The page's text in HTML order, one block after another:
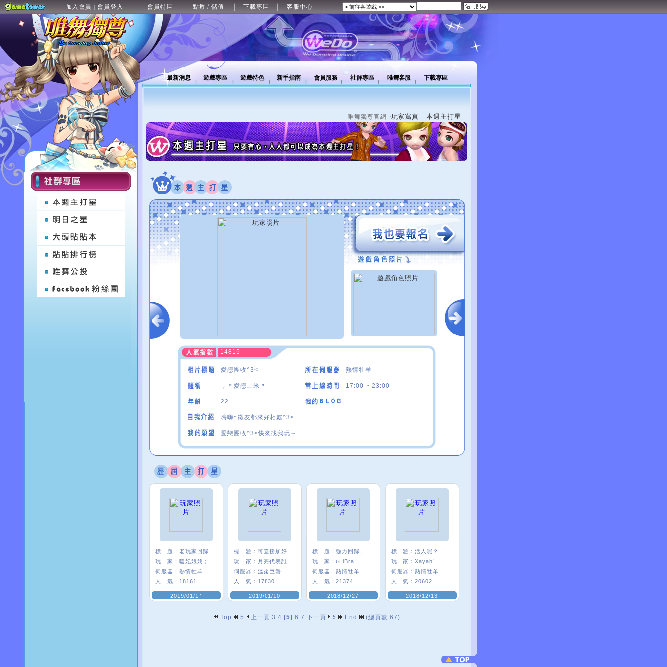
加入會員 | 會員登入 會員特區 點數 / 儲值 下載專區 客服中心
最新消息 遊戲專區 遊戲特色 新手指南 會員服務 社群專區 唯舞客服 下載專區
唯舞獨尊官網 ‧玩家寫真 - 本週主打星
14815
愛戀團收^3< 熱情牡羊
╭＊愛戀﹏米〃 17:00 ~ 23:00
22
嗨嗨~徵友都來好相處^3<
愛戀團收^3<快來找我玩～
標 題： 老玩家回歸
玩 家： 暖妃娘娘；
伺服器： 熱情牡羊
人 氣： 18161
2019/01/17
標 題：
玩 家：
伺服器： 溫柔巨蟹
人 氣： 17830
2019/01/10
標 題： 強力回歸、
玩 家： υLiBra‧
伺服器： 熱情牡羊
人 氣： 21374
2018/12/27
標 題： 活人呢？
玩 家： Xayah`
伺服器： 熱情牡羊
人 氣： 20602
2018/12/13
Top 5 上一頁 3 4 [5] 6 7 下一頁 5 End (總頁數:67)